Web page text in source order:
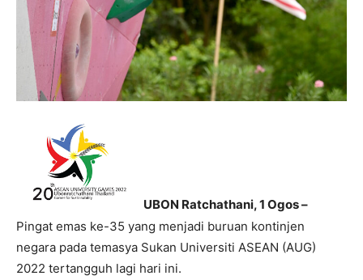
UBON Ratchathani, 1 Ogos –
Pingat emas ke-35 yang menjadi buruan kontinjen
negara pada temasya Sukan Universiti ASEAN (AUG)
2022 tertangguh lagi hari ini.